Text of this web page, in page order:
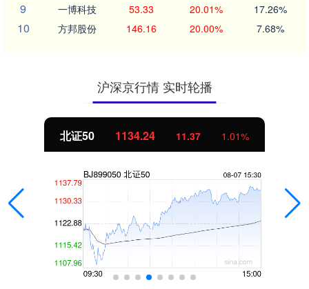
9 一博科技 53.33 20.01% 17.26%
10 方邦股份 146.16 20.00% 7.68%
沪深京行情 实时轮播
北证50 1134.24 11.37 1.01%